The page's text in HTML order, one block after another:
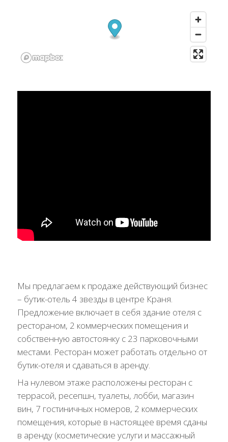
Мы предлагаем к продаже действующий бизнес
– бутик-отель 4 звезды в центре Краня.
Предложение включает в себя здание отеля с
рестораном, 2 коммерческих помещения и
собственную автостоянку с 23 парковочными
местами. Ресторан может работать отдельно от
бутик-отеля и сдаваться в аренду.
На нулевом этаже расположены ресторан с
террасой, ресепшн, туалеты, лобби, магазин
вин, 7 гостиничных номеров, 2 коммерческих
помещения, которые в настоящее время сданы
в аренду (косметические услуги и массажный